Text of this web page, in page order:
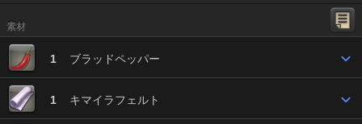
素材
1 ブラッドペッパー
1 キマイラフェルト